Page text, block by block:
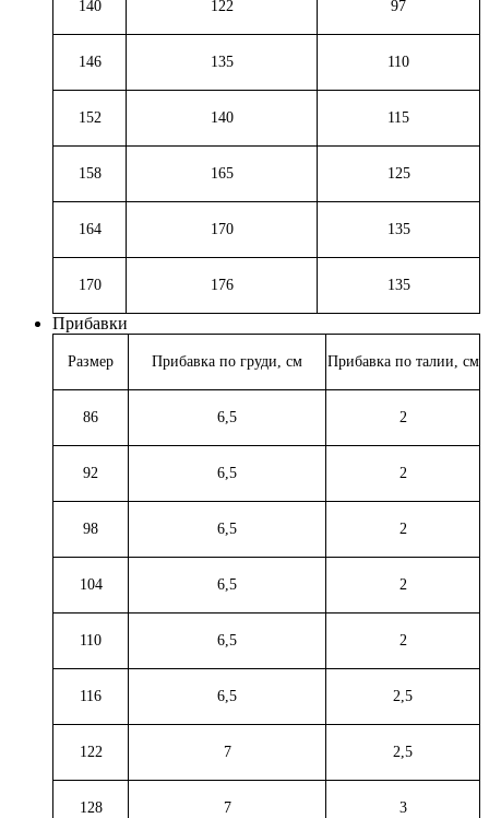
140 122 97
146 135 110
152 140 115
158 165 125
164 170 135
170 176 135
Прибавки
Размер Прибавка по груди, см Прибавка по талии, см
86 6,5 2
92 6,5 2
98 6,5 2
104 6,5 2
110 6,5 2
116 6,5 2,5
122 7 2,5
128 7 3